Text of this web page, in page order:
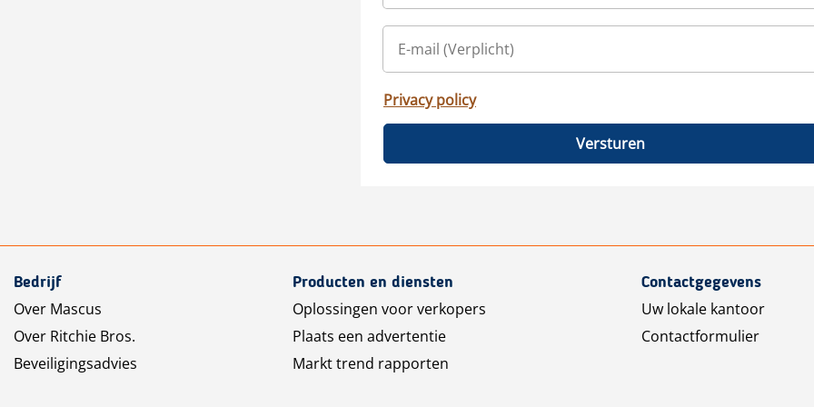
Privacy policy
Versturen
Bedrijf
Over Mascus
Over Ritchie Bros.
Beveiligingsadvies
Producten en diensten
Oplossingen voor verkopers
Plaats een advertentie
Markt trend rapporten
Contactgegevens
Uw lokale kantoor
Contactformulier